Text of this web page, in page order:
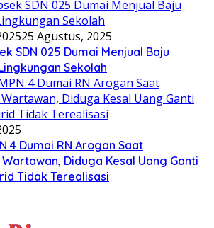
25 Agustus, 2025
SDN 025 Dumai Menjual Baju
Sekolah
4 Dumai RN Arogan Saat
Diduga Kesal Uang Ganti
Tidak Terealisasi